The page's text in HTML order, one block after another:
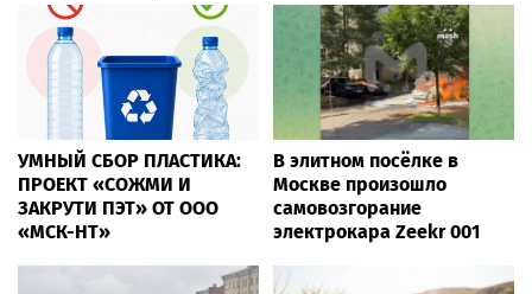
УМНЫЙ СБОР ПЛАСТИКА:
ПРОЕКТ «СОЖМИ И
ЗАКРУТИ ПЭТ» ОТ ООО
«МСК-НТ»
В элитном посёлке в
Москве произошло
самовозгорание
электрокара Zeekr 001